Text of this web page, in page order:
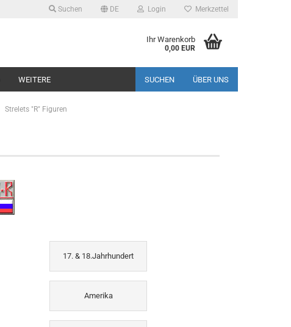
Suchen DE Login Merkzettel
Ihr Warenkorb
0,00 EUR
SUCHEN ÜBER UNS
WEITERE
Strelets "R" Figuren
17. & 18.Jahrhundert
Amerika